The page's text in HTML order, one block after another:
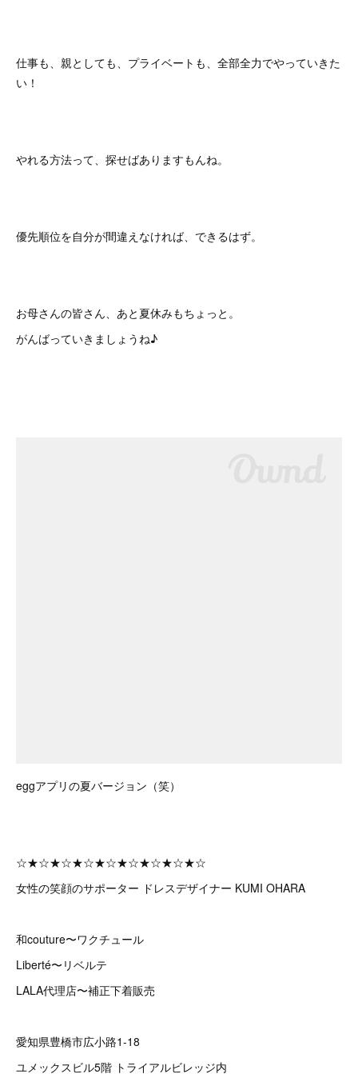
仕事も、親としても、プライベートも、全部全力でやっていきた
い！
やれる方法って、探せばありますもんね。
優先順位を自分が間違えなければ、できるはず。
お母さんの皆さん、あと夏休みもちょっと。
がんばっていきましょうね♪
eggアプリの夏バージョン（笑）
☆★☆★☆★☆★☆★☆★☆★☆★☆
女性の笑顔のサポーター ドレスデザイナー KUMI OHARA
和couture〜ワクチュール
Liberté〜リベルテ
LALA代理店〜補正下着販売
愛知県豊橋市広小路1-18
ユメックスビル5階 トライアルビレッジ内